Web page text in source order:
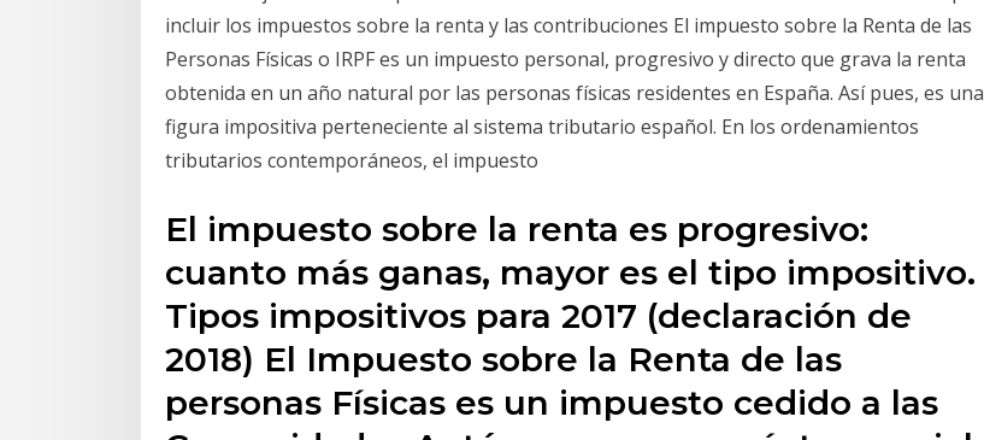
incluir los impuestos sobre la renta y las contribuciones El impuesto sobre la Renta de las
Personas Físicas o IRPF es un impuesto personal, progresivo y directo que grava la renta
obtenida en un año natural por las personas físicas residentes en España. Así pues, es una
figura impositiva perteneciente al sistema tributario español. En los ordenamientos
tributarios contemporáneos, el impuesto
El impuesto sobre la renta es progresivo:
cuanto más ganas, mayor es el tipo impositivo.
Tipos impositivos para 2017 (declaración de
2018) El Impuesto sobre la Renta de las
personas Físicas es un impuesto cedido a las